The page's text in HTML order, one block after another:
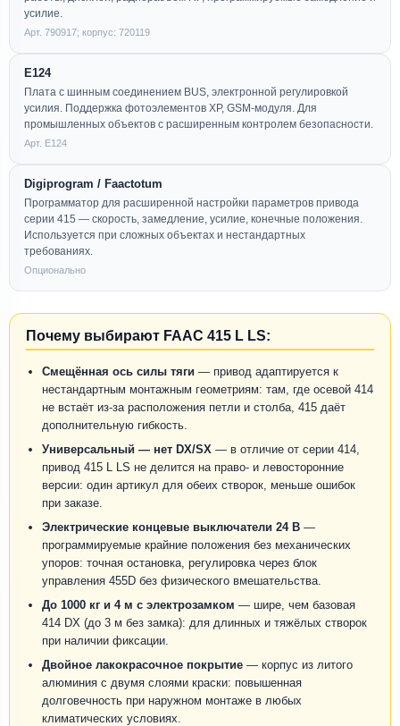
усилие.
Арт. 790917; корпус: 720119
E124
Плата с шинным соединением BUS, электронной регулировкой
усилия. Поддержка фотоэлементов XP, GSM-модуля. Для
промышленных объектов с расширенным контролем безопасности.
Арт. E124
Digiprogram / Faactotum
Программатор для расширенной настройки параметров привода
серии 415 — скорость, замедление, усилие, конечные положения.
Используется при сложных объектах и нестандартных
требованиях.
Опционально
Почему выбирают FAAC 415 L LS:
Смещённая ось силы тяги — привод адаптируется к
нестандартным монтажным геометриям: там, где осевой 414
не встаёт из-за расположения петли и столба, 415 даёт
дополнительную гибкость.
Универсальный — нет DX/SX — в отличие от серии 414,
привод 415 L LS не делится на право- и левосторонние
версии: один артикул для обеих створок, меньше ошибок
при заказе.
Электрические концевые выключатели 24 В —
программируемые крайние положения без механических
упоров: точная остановка, регулировка через блок
управления 455D без физического вмешательства.
До 1000 кг и 4 м с электрозамком — шире, чем базовая
414 DX (до 3 м без замка): для длинных и тяжёлых створок
при наличии фиксации.
Двойное лакокрасочное покрытие — корпус из литого
алюминия с двумя слоями краски: повышенная
долговечность при наружном монтаже в любых
климатических условиях.